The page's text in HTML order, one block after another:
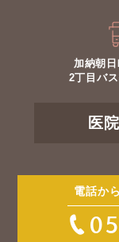
加納朝日
2丁目バ
医
電話か